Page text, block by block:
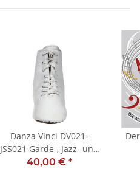
Danza Vinci DV021-
JSS021 Garde-, Jazz- und
Tanzstiefel - SALE
40,00 € *